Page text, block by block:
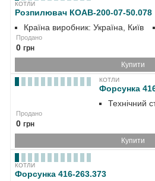
КОТЛИ
Розпилювач КОАВ-200-07-50.078
Країна виробник: Україна, Київ
Продано
0 грн
Купити
КОТЛИ
Форсунка
Технічний
Продано
0 грн
Купити
КОТЛИ
Форсунка 416-263.373